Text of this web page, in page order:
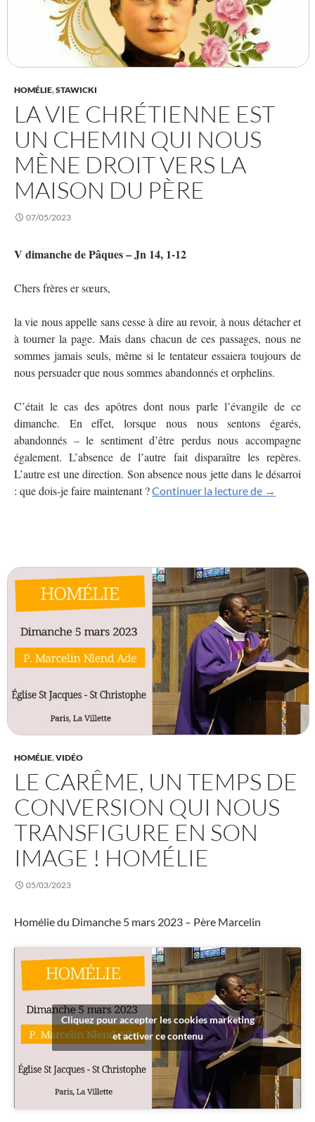
HOMÉLIE,STAWICKI
LA VIE CHRÉTIENNE EST
UN CHEMIN QUI NOUS
MÈNE DROIT VERS LA
MAISON DU PÈRE
07/05/2023
V dimanche de Pâques – Jn 14, 1-12
Chers frères er sœurs,
la vie nous appelle sans cesse à dire au revoir, à nous détacher et
à tourner la page. Mais dans chacun de ces passages, nous ne
sommes jamais seuls, même si le tentateur essaiera toujours de
nous persuader que nous sommes abandonnés et orphelins.
C’était le cas des apôtres dont nous parle l’évangile de ce
dimanche. En effet, lorsque nous nous sentons égarés,
abandonnés – le sentiment d’être perdus nous accompagne
également. L’absence de l’autre fait disparaître les repères.
L’autre est une direction. Son absence nous jette dans le désarroi
: que dois-je faire maintenant ?Continuer la lecture de La vie
→
HOMÉLIE,VIDÉO
LE CARÊME, UN TEMPS DE
CONVERSION QUI NOUS
TRANSFIGURE EN SON
IMAGE ! HOMÉLIE
05/03/2023
Homélie du Dimanche 5 mars 2023 – Père Marcelin
Cliquez pour accepter les cookies marketing
et activer ce contenu